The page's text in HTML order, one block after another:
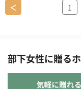
＜ 1
部下女性に贈る